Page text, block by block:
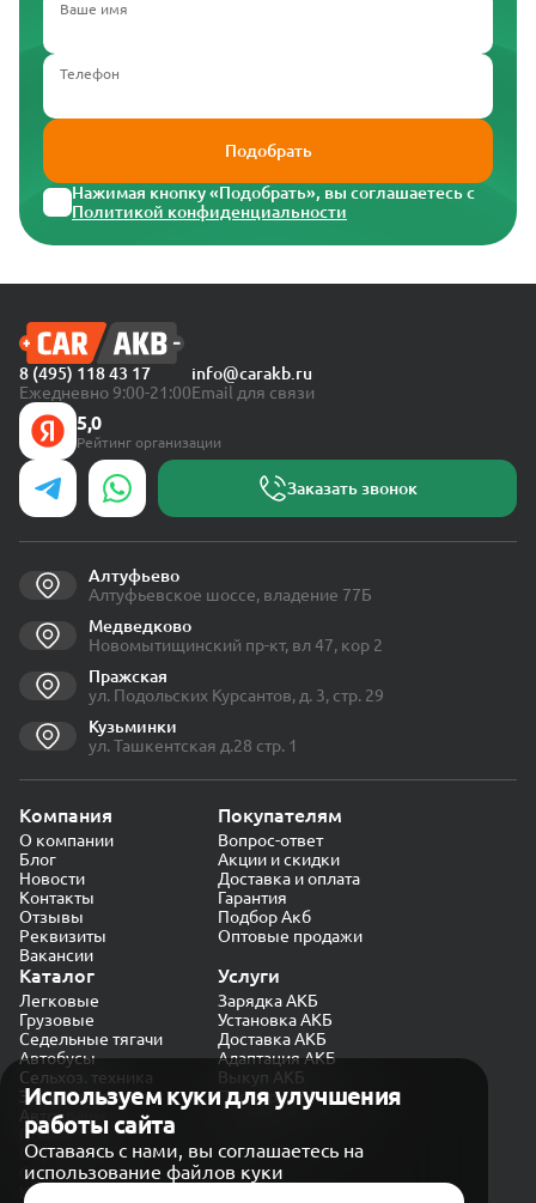
Ваше имя
Телефон
Подобрать
Нажимая кнопку «Подобрать», вы соглашаетесь с
Политикой конфиденциальности
Используем куки для улучшения
работы сайта
Оставаясь с нами, вы соглашаетесь на
использование файлов куки
8 (495) 118 43 17
Ежедневно 9:00-21:00
info@carakb.ru
Email для связи
5,0
Рейтинг организации
Заказать звонок
Алтуфьево
Алтуфьевское шоссе, владение 77Б
Медведково
Новомытищинский пр-кт, вл 47, кор 2
Пражская
ул. Подольских Курсантов, д. 3, стр. 29
Кузьминки
ул. Ташкентская д.28 стр. 1
Компания
О компании
Блог
Новости
Контакты
Отзывы
Реквизиты
Вакансии
Покупателям
Вопрос-ответ
Акции и скидки
Доставка и оплата
Гарантия
Подбор Акб
Оптовые продажи
Каталог
Легковые
Грузовые
Седельные тягачи
Автобусы
Сельхоз. техника
Экскаваторы
Автокраны
Услуги
Зарядка АКБ
Установка АКБ
Доставка АКБ
Адаптация АКБ
Выкуп АКБ
Проверка генератора
Политика конфиденциальности
Обработка персональных данных
Согласие на обработку в «Яндекс.Метрика»
Карта сайта